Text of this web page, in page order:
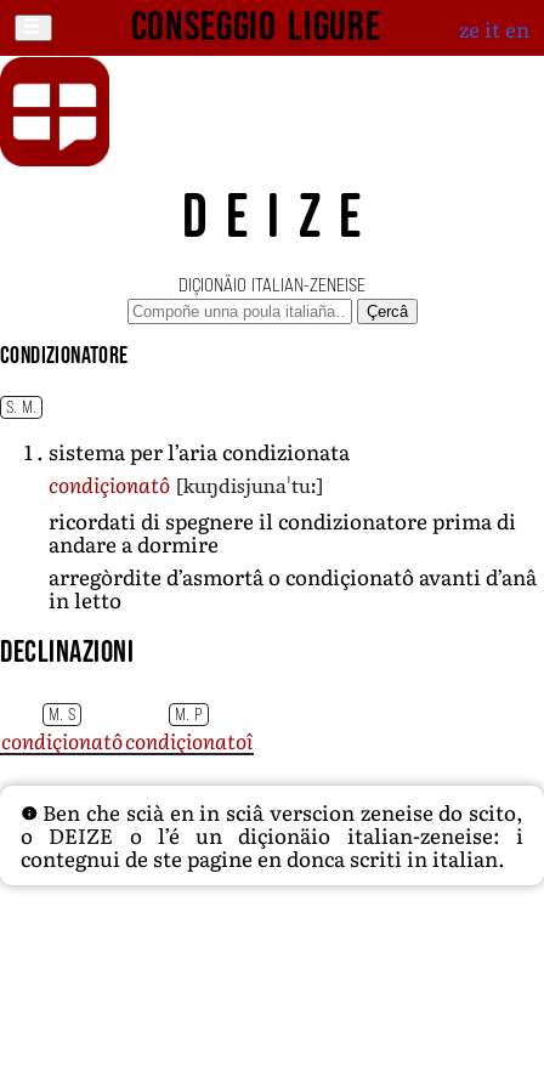
Conseggio ligure ze iten
DEIZE
DIÇIONÄIO ITALIAN-ZENEISE
Çercâ
condizionatore
S. M.
sistema per l’aria condizionata
condiçionatô [kuŋdisjunaˈtuː]
ricordati di spegnere il condizionatore prima di
andare a dormire
arregòrdite d’asmortâ o condiçionatô avanti d’anâ
in letto
Declinazioni
M. S M. P
condiçionatôcondiçionatoî
Ben che scià en in sciâ verscion zeneise do scito,
o DEIZE o l’é un diçionäio italian-zeneise: i
contegnui de ste pagine en donca scriti in italian.